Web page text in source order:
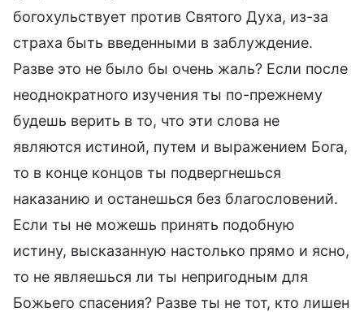
богохульствует против Святого Духа, из-за
страха быть введенными в заблуждение.
Разве это не было бы очень жаль? Если после
неоднократного изучения ты по-прежнему
будешь верить в то, что эти слова не
являются истиной, путем и выражением Бога,
то в конце концов ты подвергнешься
наказанию и останешься без благословений.
Если ты не можешь принять подобную
истину, высказанную настолько прямо и ясно,
то не являешься ли ты непригодным для
Божьего спасения? Разве ты не тот, кто лишен